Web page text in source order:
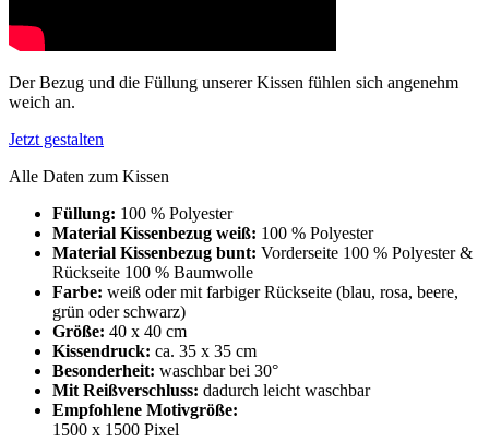
Der Bezug und die Füllung unserer Kissen fühlen sich angenehm
weich an.
Jetzt gestalten
Alle Daten zum Kissen
Füllung: 100 % Polyester
Material Kissenbezug weiß: 100 % Polyester
Material Kissenbezug bunt: Vorderseite 100 % Polyester &
Rückseite 100 % Baumwolle
Farbe: weiß oder mit farbiger Rückseite (blau, rosa, beere,
grün oder schwarz)
Größe: 40 x 40 cm
Kissendruck: ca. 35 x 35 cm
Besonderheit: waschbar bei 30°
Mit Reißverschluss: dadurch leicht waschbar
Empfohlene Motivgröße:
1500 x 1500 Pixel